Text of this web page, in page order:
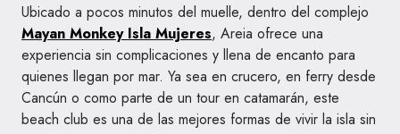
Ubicado a pocos minutos del muelle, dentro del complejo
Mayan Monkey Isla Mujeres, Areia ofrece una
experiencia sin complicaciones y llena de encanto para
quienes llegan por mar. Ya sea en crucero, en ferry desde
Cancún o como parte de un tour en catamarán, este
beach club es una de las mejores formas de vivir la isla sin